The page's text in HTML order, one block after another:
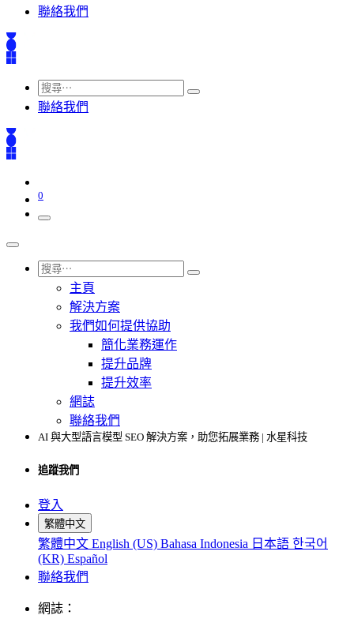
聯絡我們
聯絡我們
0
主頁
解決方案
我們如何提供協助
簡化業務運作
提升品牌
提升效率
網誌
聯絡我們
AI 與大型語言模型 SEO 解決方案，助您拓展業務 | 水星科技
追蹤我們
登入
繁體中文
繁體中文 English (US) Bahasa Indonesia 日本語 한국어
(KR) Español
聯絡我們
網誌：